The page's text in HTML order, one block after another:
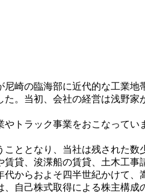
尼崎の臨海部に近代的な工業
。当初、会社の経営は浅野
トラック事業をおこなって
ととなり、当社は残された
貸、浚渫船の賃貸、土木工事
代からおよそ四半世紀かけて
自己株式取得による株主構